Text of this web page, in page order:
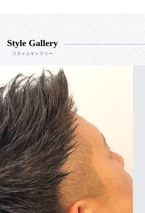
Style Gallery
スタイルギャラリー